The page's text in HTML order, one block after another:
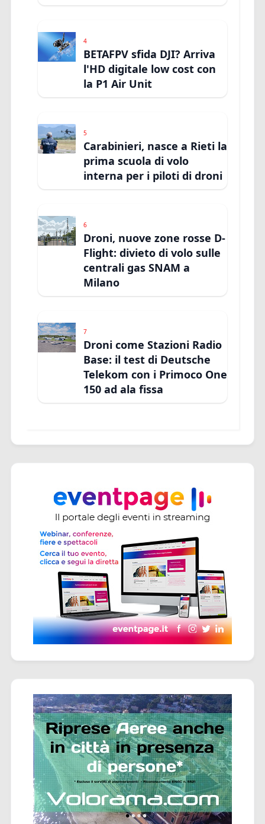
4
BETAFPV sfida DJI? Arriva
l'HD digitale low cost con
la P1 Air Unit
5
Carabinieri, nasce a Rieti la
prima scuola di volo
interna per i piloti di droni
6
Droni, nuove zone rosse D-
Flight: divieto di volo sulle
centrali gas SNAM a
Milano
7
Droni come Stazioni Radio
Base: il test di Deutsche
Telekom con i Primoco One
150 ad ala fissa